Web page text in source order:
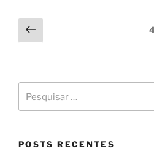
POSTS RECENTES